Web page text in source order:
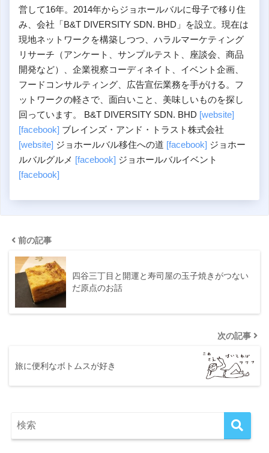
営して16年。2014年からジョホールバルに母子で移り住
み、会社「B&T DIVERSITY SDN. BHD」を設立。現在は
現地ネットワークを構築しつつ、ハラルマーケティング
リサーチ（アンケート、サンプルテスト、座談会、商品
開発など）、企業視察コーディネイト、イベント企画、
フードコンサルティング、広告宣伝業務を手がける。フ
ットワークの軽さで、面白いこと、美味しいものを探し
回っています。 B&T DIVERSITY SDN. BHD [website]
[facebook] ブレインズ・アンド・トラスト株式会社
[website] ジョホールバル移住への道 [facebook] ジョホー
ルバルグルメ [facebook] ジョホールバルイベント
[facebook]
前の記事
四谷三丁目と開運と寿司屋の玉子焼きがつない
だ原点のお話
次の記事
旅に便利なボトムスが好き